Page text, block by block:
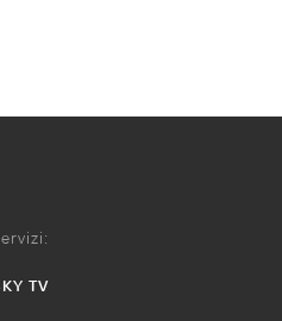
TV